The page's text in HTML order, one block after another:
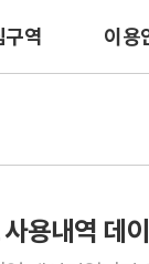
구역 이용
국토교통결
관
용내역 데